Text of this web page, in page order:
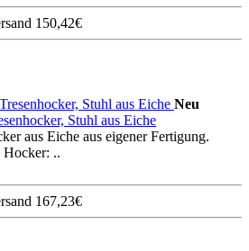
150,42€
Neu
Stuhl aus Eiche
aus Eiche aus eigener Fertigung.
Hocker: ..
167,23€